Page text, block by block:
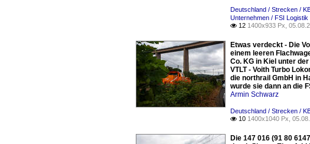
Deutschland / Strecken /
Unternehmen / FSI Logistik
 12 1400x933 Px,
Etwas verdeckt - Die
einem leeren
Co. KG in Kiel unter
VTLT - Voith Turbo
die northrail GmbH in
wurde sie dann an die
Armin Schwarz
Deutschland / Strecken /
 10 1400x1040 Px,
Die 147 016 (91 80